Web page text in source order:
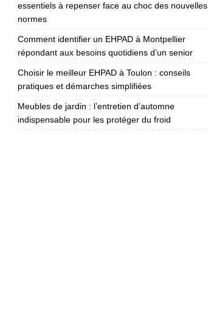
essentiels à repenser face au choc des nouvelles
normes
Comment identifier un EHPAD à Montpellier
répondant aux besoins quotidiens d’un senior
Choisir le meilleur EHPAD à Toulon : conseils
pratiques et démarches simplifiées
Meubles de jardin : l’entretien d’automne
indispensable pour les protéger du froid